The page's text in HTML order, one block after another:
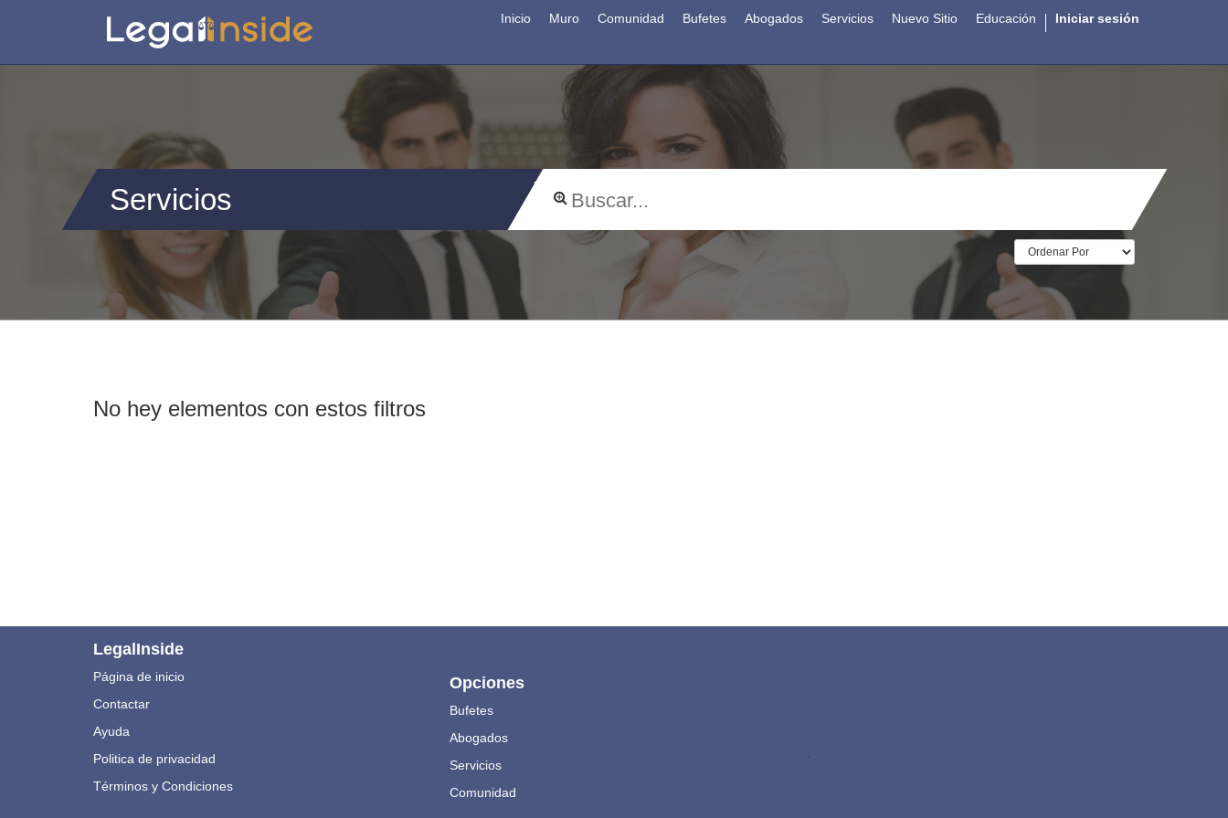
Inicio Muro Comunidad Bufetes Abogados Servicios Nuevo Sitio Educación Iniciar sesión
Servicios
No hey elementos con estos filtros
LegalInside
Página de inicio
Contactar
Ayuda
Politica de privacidad
Términos y Condiciones
Opciones
Bufetes
Abogados
Servicios
Comunidad
.